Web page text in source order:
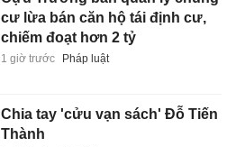
cư lừa bán căn hộ tái định cư,
chiếm đoạt hơn 2 tỷ
1 giờ trước Pháp luật
Chia tay 'cửu vạn sách' Đỗ Tiến
Thành